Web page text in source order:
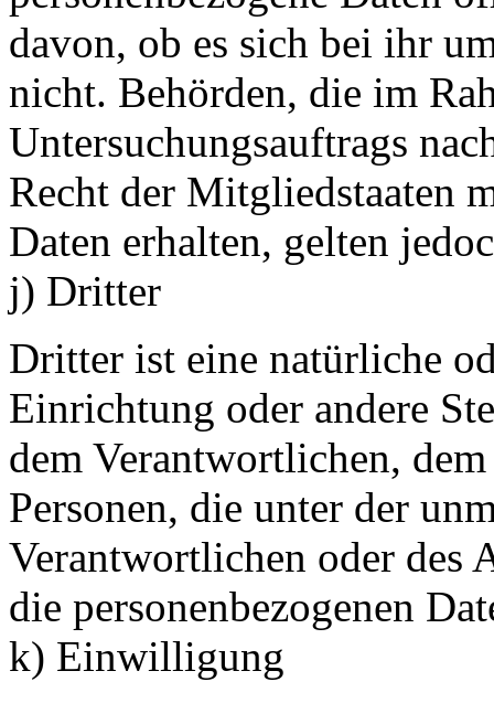
davon, ob es sich bei ihr
nicht. Behörden, die im
Untersuchungsauftrags
Recht der Mitgliedstaaten
Daten erhalten, gelten
j) Dritter
Dritter ist eine natürliche
Einrichtung oder andere
dem Verantwortlichen,
Personen, die unter der
Verantwortlichen oder des
die personenbezogenen
k) Einwilligung